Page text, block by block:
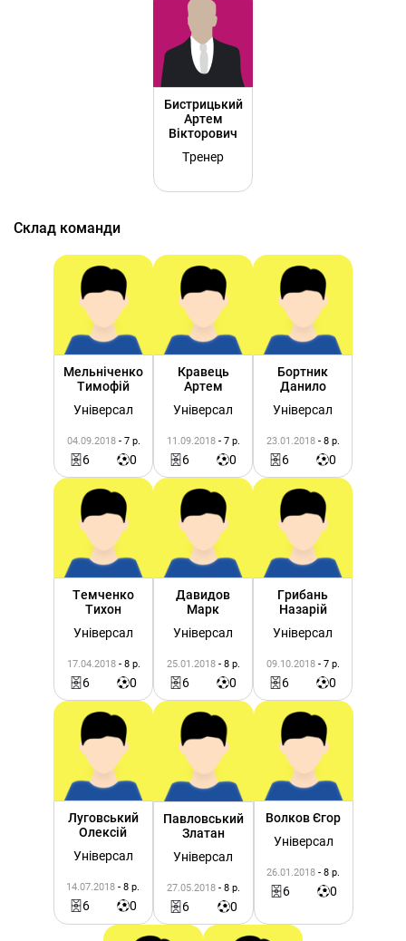
Бистрицький
Артем
Вікторович
Тренер
Склад команди
Мельніченко
Тимофій
Універсал
04.09.2018 - 7 р.
6 0
Кравець
Артем
Універсал
11.09.2018 - 7 р.
6 0
Бортник
Данило
Універсал
23.01.2018 - 8 р.
6 0
Темченко
Тихон
Універсал
17.04.2018 - 8 р.
6 0
Давидов
Марк
Універсал
25.01.2018 - 8 р.
6 0
Грибань
Назарій
Універсал
09.10.2018 - 7 р.
6 0
Луговський
Олексій
Універсал
14.07.2018 - 8 р.
6 0
Павловський
Златан
Універсал
27.05.2018 - 8 р.
6 0
Волков Єгор
Універсал
26.01.2018 - 8 р.
6 0